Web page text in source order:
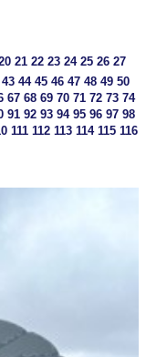
21 22 23 24 25 26 27
43 44 45 46 47 48 49 50
67 68 69 70 71 72 73 74
91 92 93 94 95 96 97 98
111 112 113 114 115 116